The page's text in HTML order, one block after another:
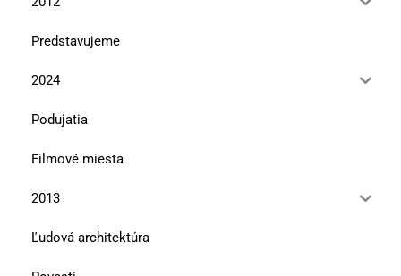
Predstavujeme
2024
Podujatia
Filmové miesta
2013
Ľudová architektúra